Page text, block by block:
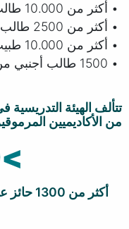
• أكثر من 10.000 طالب
• أكثر من 2500 طالب دراسات عليا ومقيم
• أكثر من 10.000 طبيب متخصص
• 1500 طالب أجنبي من 90 دولة
تتألف الهيئة
من الأكاديميين
>1300
أكثر من 1300 حائز على درجة مرشح العلوم (دكتوراه)